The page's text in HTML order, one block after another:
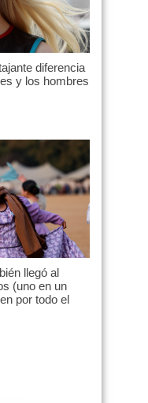
diferencia
y los hombres
llegó al
(uno en un
por todo el